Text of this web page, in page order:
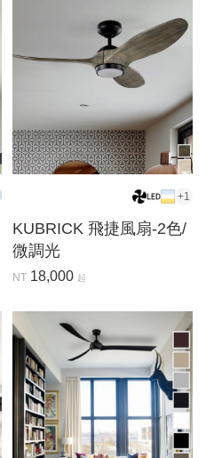
+1
KUBRICK 飛捷風扇-2色/
微調光
NT 18,000 起